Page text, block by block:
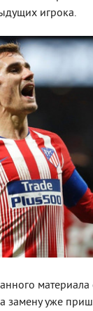
игрока.
материала
замену уже